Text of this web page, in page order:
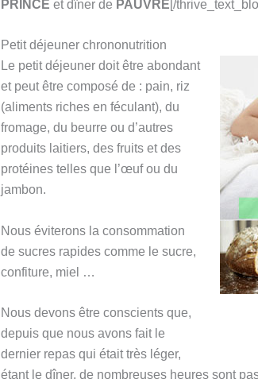
PRINCE et dîner de PAUVRE[/
Petit déjeuner chrononutrition
Le petit déjeuner doit être abondant
et peut être composé de : pain, riz
(aliments riches en féculant), du
fromage, du beurre ou d’autres
produits laitiers, des fruits et des
protéines telles que l’œuf ou du
jambon.
Nous éviterons la consommation
de sucres rapides comme le sucre,
confiture, miel …
Nous devons être conscients que,
depuis que nous avons fait le
dernier repas qui était très léger,
étant le dîner, de nombreuses heures sont